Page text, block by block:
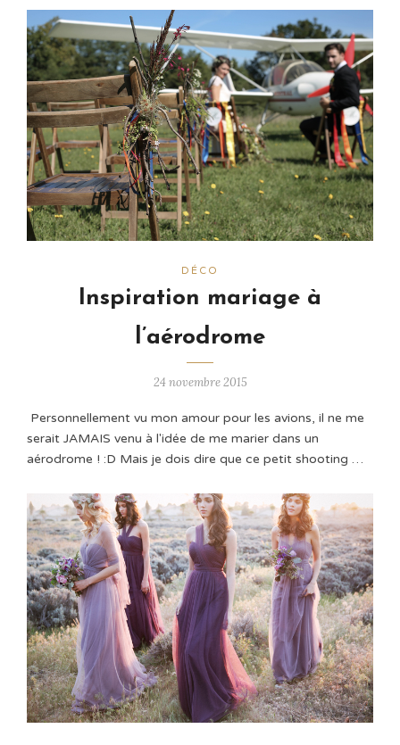
DÉCO
Inspiration mariage à
l’aérodrome
24 novembre 2015
Personnellement vu mon amour pour les avions, il ne me
serait JAMAIS venu à l'idée de me marier dans un
aérodrome ! :D Mais je dois dire que ce petit shooting …